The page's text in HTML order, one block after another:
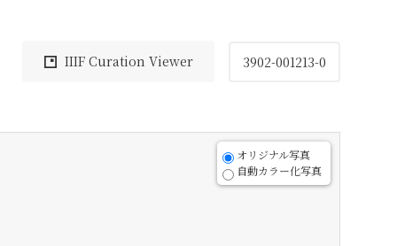
IIIF Curation Viewer 3902-001213-0
オリジナル写真
自動カラー化写真